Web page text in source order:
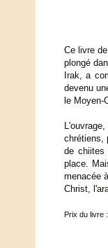
Ce livre
plongé
Irak, a
devenu
le Moyen-
chrétiens,
de chiites
place.
menacée
Christ,
Prix du livre